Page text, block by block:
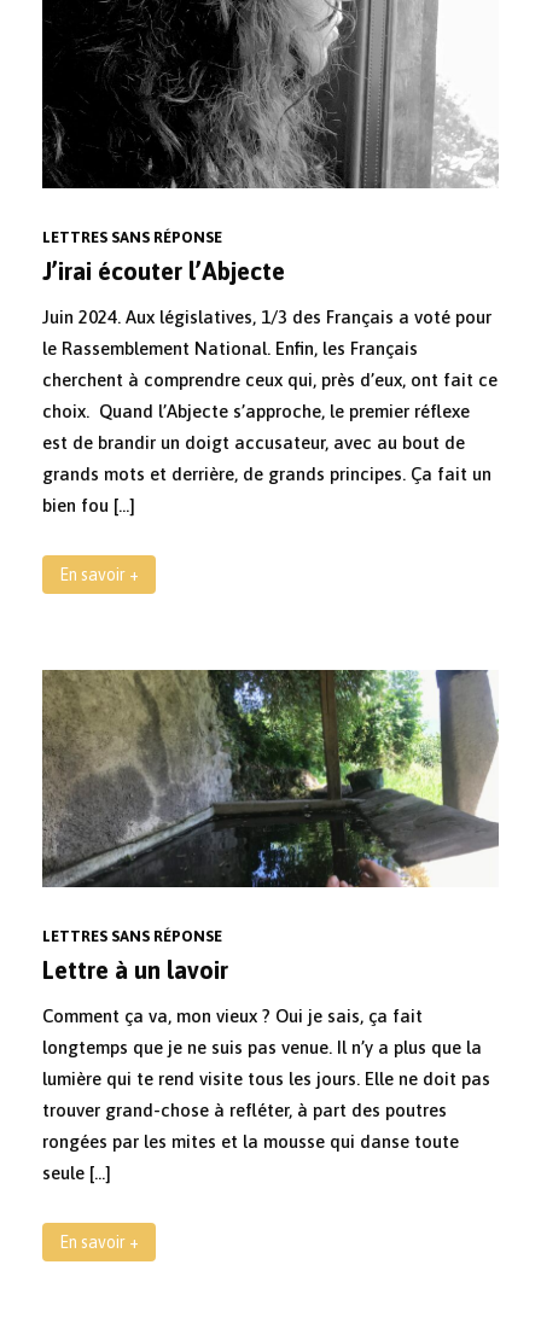
LETTRES SANS RÉPONSE
J’irai écouter l’Abjecte
Juin 2024. Aux législatives, 1/3 des Français a voté pour
le Rassemblement National. Enfin, les Français
cherchent à comprendre ceux qui, près d’eux, ont fait ce
choix. Quand l’Abjecte s’approche, le premier réflexe
est de brandir un doigt accusateur, avec au bout de
grands mots et derrière, de grands principes. Ça fait un
bien fou […]
En savoir +
LETTRES SANS RÉPONSE
Lettre à un lavoir
Comment ça va, mon vieux ? Oui je sais, ça fait
longtemps que je ne suis pas venue. Il n’y a plus que la
lumière qui te rend visite tous les jours. Elle ne doit pas
trouver grand-chose à refléter, à part des poutres
rongées par les mites et la mousse qui danse toute
seule […]
En savoir +